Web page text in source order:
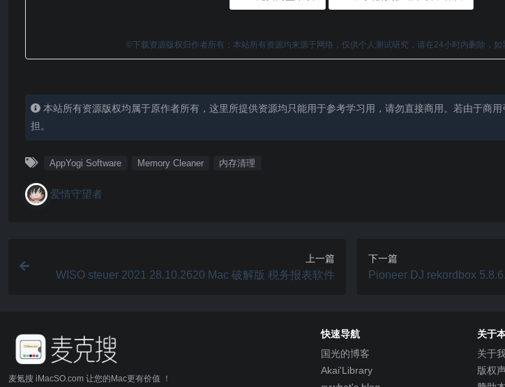
©下载资源版权归作者所有；本站所有资源均来源于网络，仅供个人测试研究，请在24小时内删除，如
本站所有资源版权均属于原作者所有，这里所提供资源均只能用于参考学习用，请勿直接商用。若由于商
担。
AppYogi Software Memory Cleaner 内存清理
爱情守望者
上一篇
WISO steuer 2021 28.10.2620 Mac 破解版 税务报表软件
下一篇
Pioneer DJ rekordbox
麦氪搜 iMacSO.com 让您的Mac更有价值 ！
快速导航
国光的博客
Akai'Library
关于
关于
版权